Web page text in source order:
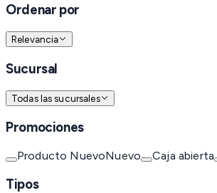
Ordenar por
Relevancia
Sucursal
Todas las sucursales
Promociones
Producto NuevoNuevo Caja abierta
Tipos